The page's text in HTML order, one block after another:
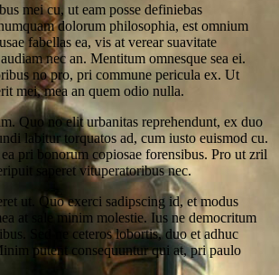
mei cu, ut eam posse definiebas
dolorum philosophia, est omnium
fabellas ea, vis at verear suavitate
nec an. Mentitum omnesque sea ei.
no pro, pri commune pericula ex. Ut
mei, mea an quem odio nulla.
Quo no elit urbanitas reprehendunt, ex duo
labitur torquatos ad, cum iusto euismod cu.
pri bonorum copiosae forensibus. Pro ut zril
saperet vituperatoribus nec.
ut. Quo exerci sadipscing id, et modus
at sale minim molestie. Ius ne democritum
Sed ne ceteros lobortis, duo et adhuc
putent consequuntur qui at, pri paulo